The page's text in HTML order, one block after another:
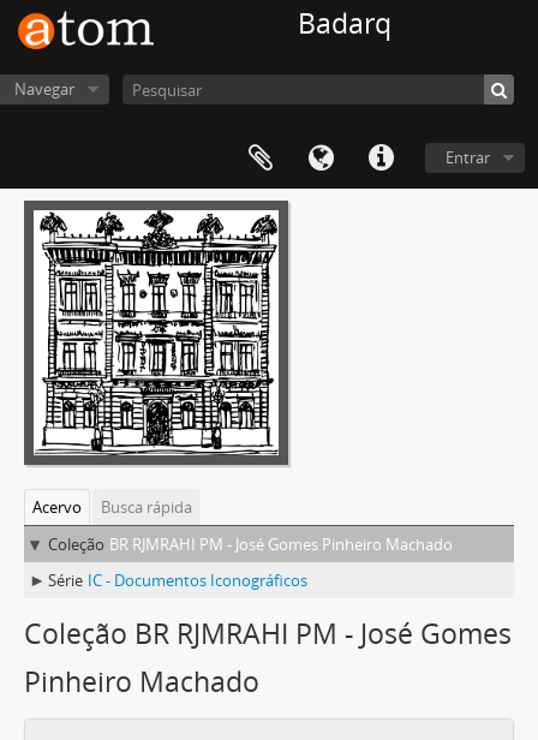
Badarq
Navegar
Entrar
Acervo
Busca rápida
Coleção BR RJMRAHI PM - José Gomes Pinheiro Machado
Série IC - Documentos Iconográficos
Coleção BR RJMRAHI PM - José Gomes
Pinheiro Machado